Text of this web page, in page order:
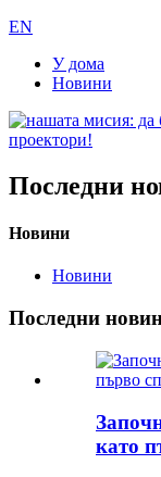
EN
У дома
Новини
Последни
Новини
Новини
Последни
като